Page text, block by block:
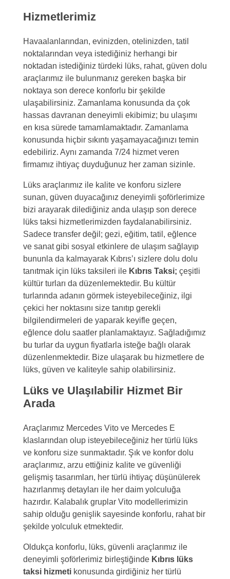
Hizmetlerimiz
Havaalanlarından, evinizden, otelinizden, tatil
noktalarından veya istediğiniz herhangi bir
noktadan istediğiniz türdeki lüks, rahat, güven dolu
araçlarımız ile bulunmanız gereken başka bir
noktaya son derece konforlu bir şekilde
ulaşabilirsiniz. Zamanlama konusunda da çok
hassas davranan deneyimli ekibimiz; bu ulaşımı
en kısa sürede tamamlamaktadır. Zamanlama
konusunda hiçbir sıkıntı yaşamayacağınızı temin
edebiliriz. Aynı zamanda 7/24 hizmet veren
firmamız ihtiyaç duyduğunuz her zaman sizinle.
Lüks araçlarımız ile kalite ve konforu sizlere
sunan, güven duyacağınız deneyimli şoförlerimize
bizi arayarak dilediğiniz anda ulaşıp son derece
lüks taksi hizmetlerimizden faydalanabilirsiniz.
Sadece transfer değil; gezi, eğitim, tatil, eğlence
ve sanat gibi sosyal etkinlere de ulaşım sağlayıp
bununla da kalmayarak Kıbrıs’ı sizlere dolu dolu
tanıtmak için lüks taksileri ile Kıbrıs Taksi; çeşitli
kültür turları da düzenlemektedir. Bu kültür
turlarında adanın görmek isteyebileceğiniz, ilgi
çekici her noktasını size tanıtıp gerekli
bilgilendirmeleri de yaparak keyifle geçen,
eğlence dolu saatler planlamaktayız. Sağladığımız
bu turlar da uygun fiyatlarla isteğe bağlı olarak
düzenlenmektedir. Bize ulaşarak bu hizmetlere de
lüks, güven ve kaliteyle sahip olabilirsiniz.
Lüks ve Ulaşılabilir Hizmet Bir
Arada
Araçlarımız Mercedes Vito ve Mercedes E
klaslarından olup isteyebileceğiniz her türlü lüks
ve konforu size sunmaktadır. Şık ve konfor dolu
araçlarımız, arzu ettiğiniz kalite ve güvenliği
gelişmiş tasarımları, her türlü ihtiyaç düşünülerek
hazırlanmış detayları ile her daim yolculuğa
hazırdır. Kalabalık gruplar Vito modellerimizin
sahip olduğu genişlik sayesinde konforlu, rahat bir
şekilde yolculuk etmektedir.
Oldukça konforlu, lüks, güvenli araçlarımız ile
deneyimli şoförlerimiz birleştiğinde Kıbrıs lüks
taksi hizmeti konusunda girdiğiniz her türlü